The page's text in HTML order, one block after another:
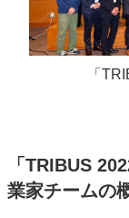
「
「TRIBUS
業家チームの